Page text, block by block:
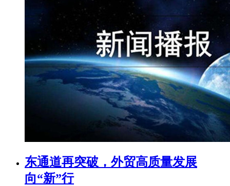
东通道再突破，外贸高质量发展
向“新”行